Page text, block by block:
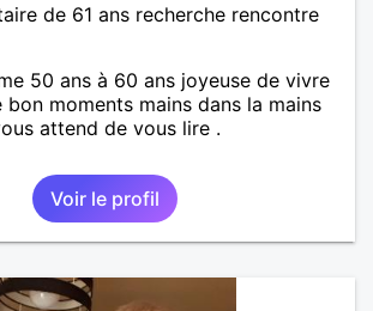
de 61 ans recherche rencontre
50 ans à 60 ans joyeuse de vivre
bon moments mains dans la mains
attend de vous lire .
Voir le profil